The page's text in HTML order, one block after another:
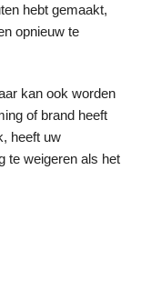
hebt gemaakt,
opnieuw te
kan ook worden
of brand heeft
heeft uw
te weigeren als het